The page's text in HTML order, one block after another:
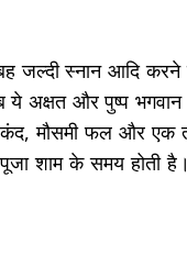
जल्दी स्नान आदि
अक्षत और पुष्प
मौसमी फल और एक
शाम के समय होती